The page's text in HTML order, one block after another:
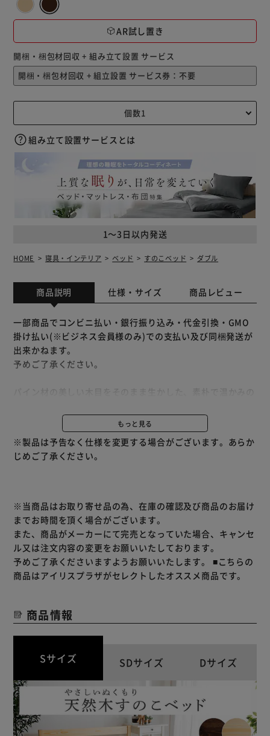
1～3日以内発送
AR試し置き
開梱・梱包材回収 + 組み立て設置 サービス
組み立て設置サービスとは
HOME 寝具・インテリア ベッド すのこベッド ダブル
商品説明 仕様・サイズ 商品レビュー
一部商品でコンビニ払い・銀行振り込み・代金引換・GMO
掛け払い(※ビジネス会員様のみ)での支払い及び同梱発送が
出来かねます。
予めご了承ください。
耐荷重200kgの床板は湿気に強いすのこ仕様で、日本の気候
に適しています。
また床を傷つけないフェルトシールと、木材同士の擦れによ
る｢ぎしぎし」音を抑えるベルトで、あなたの安眠をしっか
もっと見る
※製品は予告なく仕様を変更する場合がございます。あらか
じめご了承ください。
※当商品はお取り寄せ品の為、在庫の確認及び商品のお届け
までお時間を頂く場合がございます。
また、商品がメーカーにて完売となっていた場合、キャンセ
ル又は注文内容の変更をお願いいたしております。
予めご了承くださいますようお願いいたします。 ■こちらの
商品はアイリスプラザがセレクトしたオススメ商品です。
商品情報
Sサイズ SDサイズ Dサイズ